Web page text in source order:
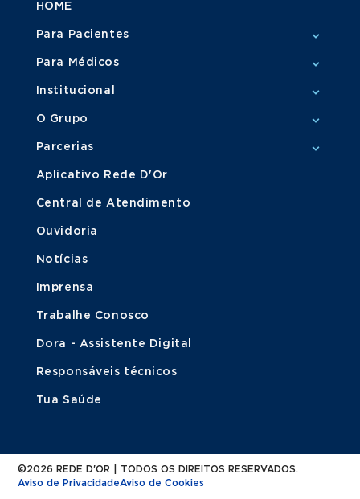
HOME
Para Pacientes
Para Médicos
Institucional
O Grupo
Parcerias
Aplicativo Rede D'Or
Central de Atendimento
Ouvidoria
Notícias
Imprensa
Trabalhe Conosco
Dora - Assistente Digital
Responsáveis técnicos
Tua Saúde
©2026 REDE D'OR | TODOS OS DIREITOS RESERVADOS.
Aviso de PrivacidadeAviso de Cookies